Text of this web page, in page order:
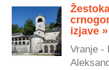
izjave »
Vranje -